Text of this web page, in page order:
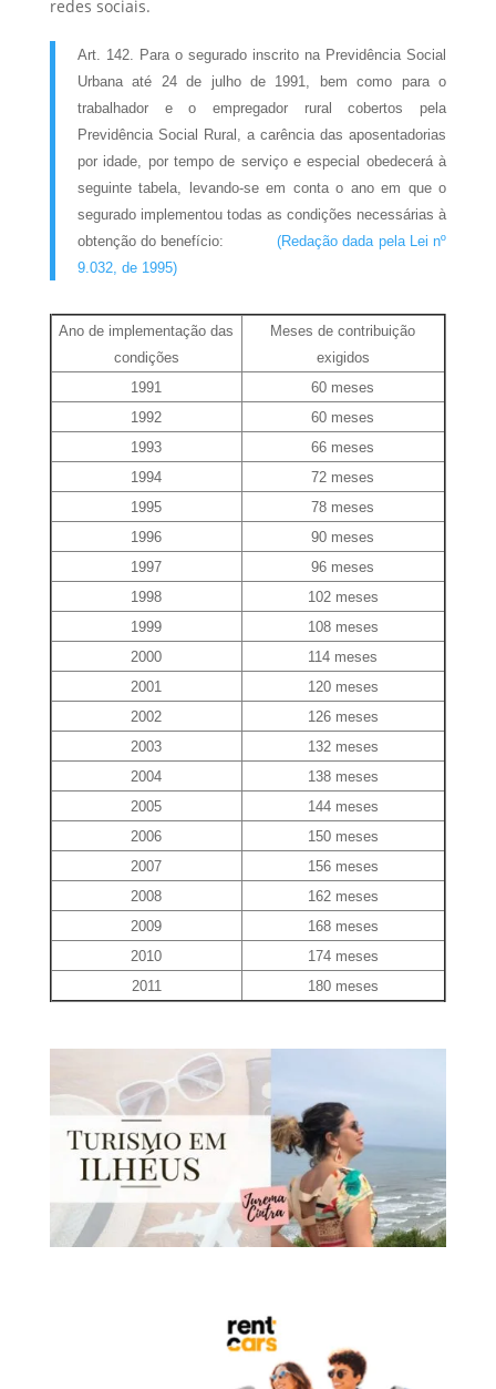
redes sociais.
Art. 142. Para o segurado inscrito na Previdência Social
Urbana até 24 de julho de 1991, bem como para o
trabalhador e o empregador rural cobertos pela
Previdência Social Rural, a carência das aposentadorias
por idade, por tempo de serviço e especial obedecerá à
seguinte tabela, levando-se em conta o ano em que o
segurado implementou todas as condições necessárias à
obtenção do benefício: (Redação dada pela Lei nº
9.032, de 1995)
Ano de implementação das
condições
Meses de contribuição
exigidos
1991
60 meses
1992
60 meses
1993
66 meses
1994
72 meses
1995
78 meses
1996
90 meses
1997
96 meses
1998
102 meses
1999
108 meses
2000
114 meses
2001
120 meses
2002
126 meses
2003
132 meses
2004
138 meses
2005
144 meses
2006
150 meses
2007
156 meses
2008
162 meses
2009
168 meses
2010
174 meses
2011
180 meses